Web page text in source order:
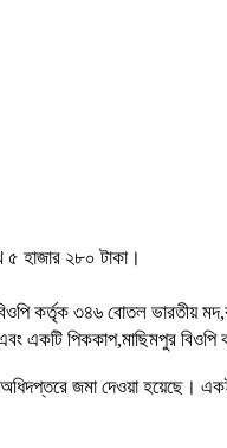
৫ হাজার ২৮০ টাকা।
বিওপি কর্তৃক ৩৪৬ বোতল ভারতীয়
একটি পিককাপ,মাছিমপুর
জমা দেওয়া হয়েছে।